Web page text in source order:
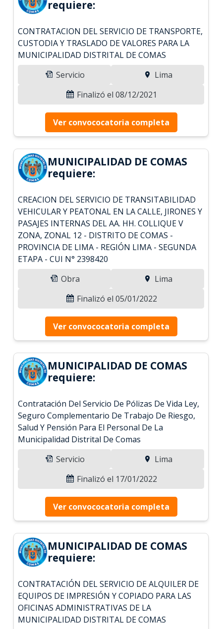
requiere:
CONTRATACION DEL SERVICIO DE TRANSPORTE,
CUSTODIA Y TRASLADO DE VALORES PARA LA
MUNICIPALIDAD DISTRITAL DE COMAS
Servicio
Lima
Finalizó el 08/12/2021
Ver convococatoria completa
MUNICIPALIDAD DE COMAS
requiere:
CREACION DEL SERVICIO DE TRANSITABILIDAD
VEHICULAR Y PEATONAL EN LA CALLE, JIRONES Y
PASAJES INTERNAS DEL AA. HH. COLLIQUE V
ZONA, ZONAL 12 - DISTRITO DE COMAS -
PROVINCIA DE LIMA - REGIÓN LIMA - SEGUNDA
ETAPA - CUI N° 2398420
Obra
Lima
Finalizó el 05/01/2022
Ver convococatoria completa
MUNICIPALIDAD DE COMAS
requiere:
Contratación Del Servicio De Pólizas De Vida Ley,
Seguro Complementario De Trabajo De Riesgo,
Salud Y Pensión Para El Personal De La
Municipalidad Distrital De Comas
Servicio
Lima
Finalizó el 17/01/2022
Ver convococatoria completa
MUNICIPALIDAD DE COMAS
requiere:
CONTRATACIÓN DEL SERVICIO DE ALQUILER DE
EQUIPOS DE IMPRESIÓN Y COPIADO PARA LAS
OFICINAS ADMINISTRATIVAS DE LA
MUNICIPALIDAD DISTRITAL DE COMAS